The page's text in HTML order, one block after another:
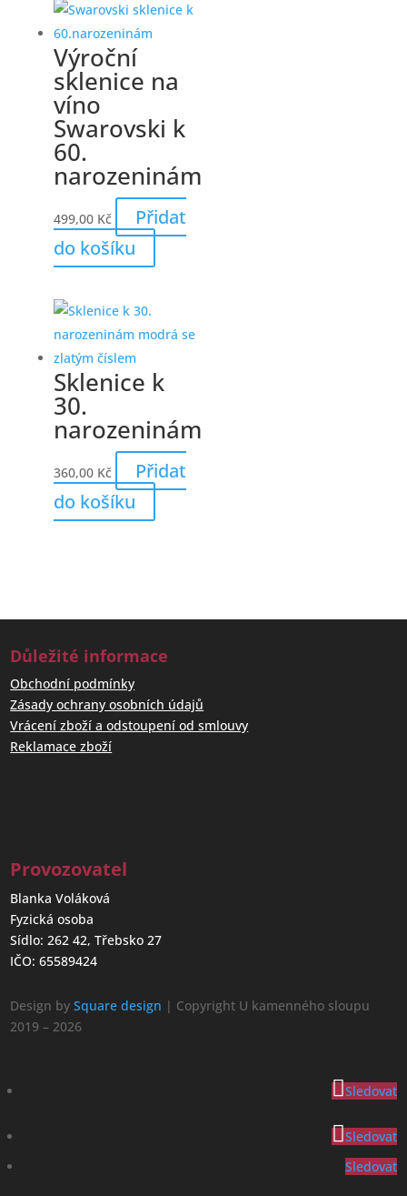
Výroční
sklenice na
víno
Swarovski k
60.
narozeninám
499,00 Kč
Přidat
do košíku
Sklenice k
30.
narozeninám
360,00 Kč
Přidat
do košíku
Důležité informace
Obchodní podmínky
Zásady ochrany osobních údajů
Vrácení zboží a odstoupení od smlouvy
Reklamace zboží
Provozovatel
Blanka Voláková
Fyzická osoba
Sídlo: 262 42, Třebsko 27
IČO: 65589424
Design bySquare design | Copyright U kamenného sloupu
2019 – 2026
Sledovat
Sledovat
Sledovat